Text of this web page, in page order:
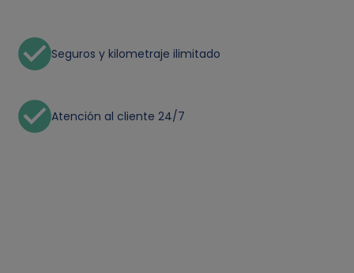
Seguros y kilometraje ilimitado
Atención al cliente 24/7